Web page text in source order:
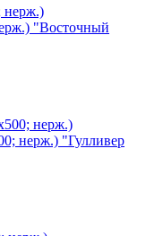
"Восточный
нерж.) "Гулливер